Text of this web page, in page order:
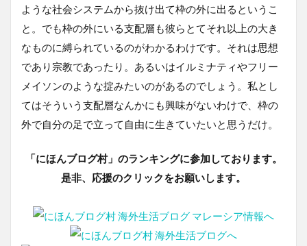
ような社会システムから抜け出て枠の外に出るというこ
と。でも枠の外にいる支配層も彼らとてそれ以上の大き
なものに縛られているのがわかるわけです。それは思想
であり宗教であったり。あるいはイルミナティやフリー
メイソンのような掟みたいのがあるのでしょう。私とし
てはそういう支配層なんかにも興味がないわけで、枠の
外で自分の足で立って自由に生きていたいと思うだけ。
「にほんブログ村」のランキングに参加しております。
是非、応援のクリックをお願いします。